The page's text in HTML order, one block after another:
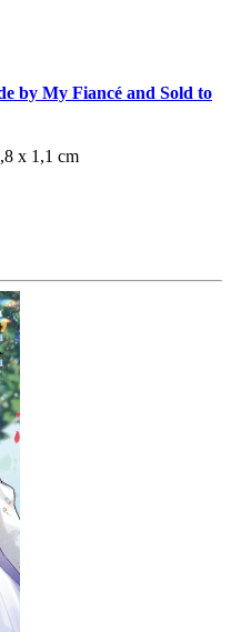
by My Fiancé and Sold to
x 1,1 cm